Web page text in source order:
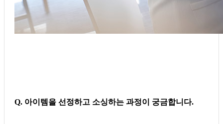
Q. 아이템을 선정하고 소싱하는 과정이 궁금합니다.